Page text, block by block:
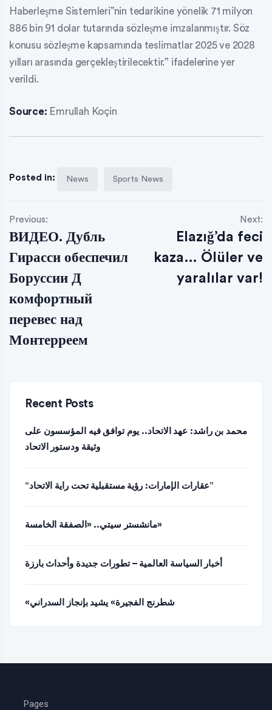
Haberleşme Sistemleri”nin tedarikine yönelik 71 milyon
886 bin 91 dolar tutarında sözleşme imzalanmıştır. Söz
konusu sözleşme kapsamında teslimatlar 2025 ve 2028
yılları arasında gerçekleştirilecektir.” ifadelerine yer
verildi.
Source: Emrullah Koçin
Posted in: News Sports News
Previous:
ВИДЕО. Дубль
Гирасси обеспечил
Боруссии Д
комфортный
перевес над
Монтерреем
Next:
Elazığ’da feci
kaza… Ölüler ve
yaralılar var!
Recent Posts
محمد بن راشد: عهد الاتحاد.. يوم توافق فيه المؤسسون على
وثيقة ودستور الاتحاد
“عقارات الإمارات: رؤية مستقبلية تحت راية الاتحاد”
مانشستر سيتي.. «الصفقة الخامسة»
أخبار السياسة العالمية – تطورات جديدة وأحداث بارزة
«شطرنج الفجيرة» يشيد بإنجاز السدراني
Pages